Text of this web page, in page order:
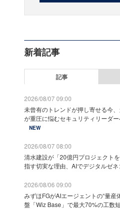
新着記事
記事
2026/08/07 09:00
未曾有のトレンドが押し寄せる今
が重圧に悩むセキュリティリーダ
NEW
2026/08/07 08:00
清水建設が「20億円プロジェクト
指す切実な理由、AIでデジタルゼ
2026/08/06 09:00
みずほFGがAIエージェントの“量
盤「Wiz Base」で最大70%の工数